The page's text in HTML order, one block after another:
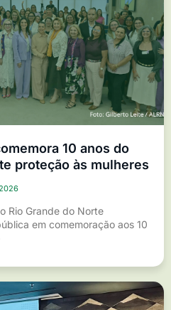
10 anos do
proteção às mulheres
Rio Grande do Norte
em comemoração aos 10